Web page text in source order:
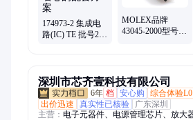
174973-2 集成电
路(IC) TE 批号20+
MOLEX品牌
43045-2000型号集
深圳市芯齐壹科技有限公司
6年 档 安心购 综合体验L0
出价迅速
真实性已核验
广东深圳
主营： 电子元器件、电源管理芯片、放大